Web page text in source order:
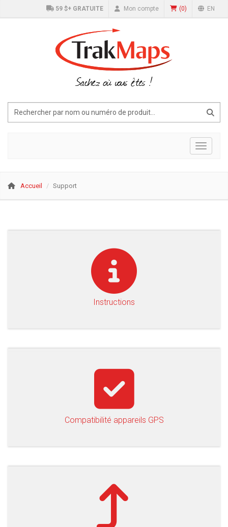
59 $+ GRATUITE Mon compte (0) EN
Sachez où vous êtes !
Accueil Support
Instructions
Compatibilité appareils GPS